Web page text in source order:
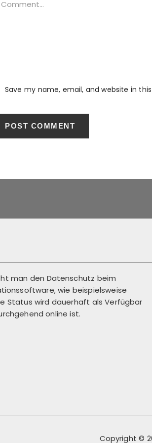
Save my name, email, and website in
man den Datenschutz beim
wie beispielsweise
Status wird dauerhaft als Verfügbar
online ist.
Copyright ©